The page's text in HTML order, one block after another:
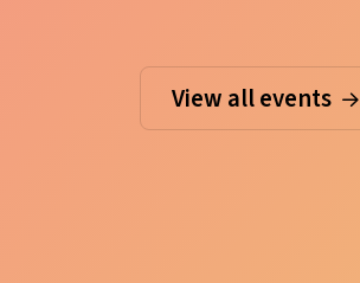
View all events